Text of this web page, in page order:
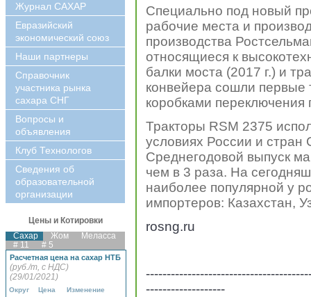
Журнал САХАР
Евразийский
экономический союз
Наши партнеры
Справочник
участника рынка
сахара СНГ
Вопросы и
объявления
Клуб Технологов
Сведения об
образовательной
организации
Цены и Котировки
Сахар
Жом
Меласса
# 11
# 5
Расчетная цена на сахар НТБ
(руб./т, с НДС)
(29/01/2021)
Округ Цена Изменение
Специально под новый
рабочие места и
производства
относящиеся к
балки моста (2017 г.) и
конвейера сошли первые
коробками переключения
Тракторы RSM 2375
условиях России и
Среднегодовой выпуск
чем в 3 раза. На
наиболее популярной у
импортеров: Казахстан,
rosng.ru
-------------------